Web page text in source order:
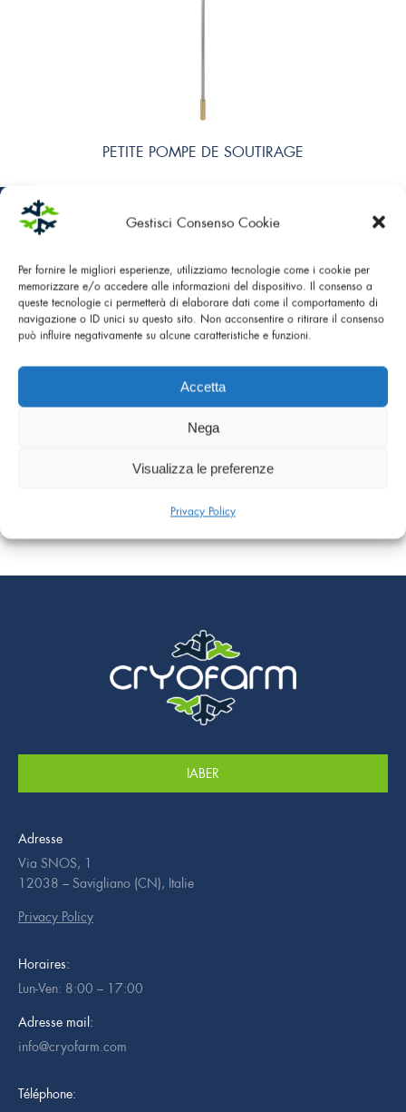
Gestisci Consenso Cookie
Per fornire le migliori esperienze, utilizziamo tecnologie come i cookie per
memorizzare e/o accedere alle informazioni del dispositivo. Il consenso a
queste tecnologie ci permetterà di elaborare dati come il comportamento di
navigazione o ID unici su questo sito. Non acconsentire o ritirare il consenso
può influire negativamente su alcune caratteristiche e funzioni.
Accetta
Nega
Visualizza le preferenze
Privacy Policy
PETITE POMPE DE SOUTIRAGE
IABER
Adresse
Via SNOS, 1
12038 – Savigliano (CN), Italie
Privacy Policy
Horaires:
Lun-Ven: 8:00 – 17:00
Adresse mail:
info@cryofarm.com
Téléphone: